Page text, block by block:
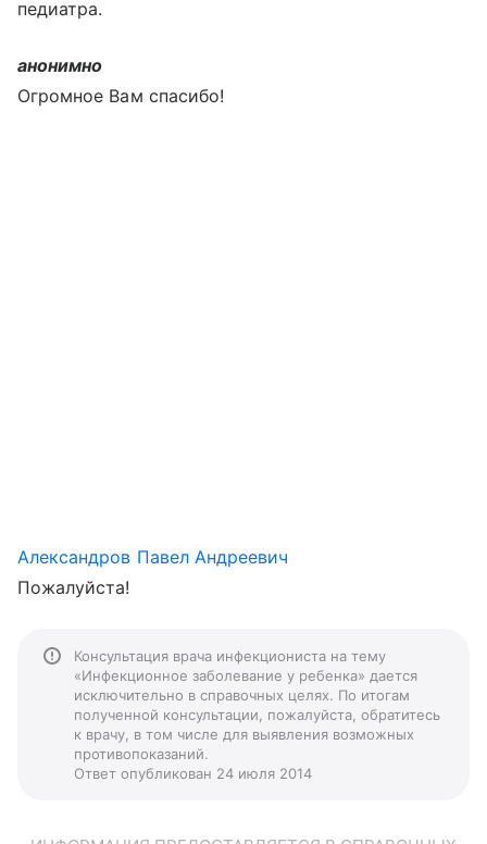
педиатра.
анонимно
Огромное Вам спасибо!
Александров Павел Андреевич
Пожалуйста!
Консультация врача инфекциониста на тему
«Инфекционное заболевание у ребенка» дается
исключительно в справочных целях. По итогам
полученной консультации, пожалуйста, обратитесь
к врачу, в том числе для выявления возможных
противопоказаний.
Ответ опубликован 24 июля 2014